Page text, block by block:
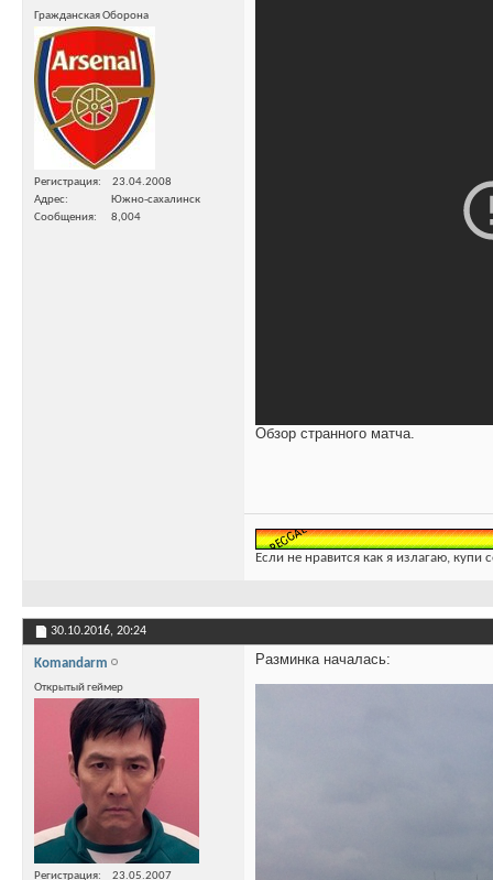
Гражданская Оборона
Регистрация
23.04.2008
Адрес
Южно-сахалинск
Сообщения
8,004
Обзор странного матча.
Если не нравится как я излагаю, купи
30.10.2016, 20:24
Komandarm
Открытый геймер
Регистрация 23.05.2007
Разминка началась: